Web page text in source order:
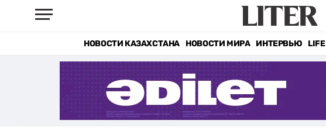
НОВОСТИ КАЗАХСТАНА НОВОСТИ МИРА ИНТЕРВЬЮ